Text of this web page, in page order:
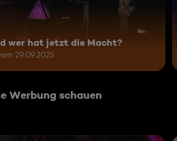
wer hat jetzt die Macht?
29.09.2025
Werbung schauen